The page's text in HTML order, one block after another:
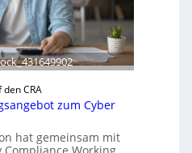
CRA
zum Cyber
hat gemeinsam mit
Working